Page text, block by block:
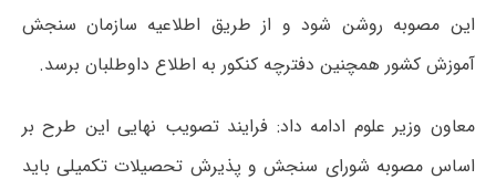
این مصوبه روشن شود و از طریق اطلاعیه سازمان سنجش
آموزش کشور همچنین دفترچه کنکور به اطلاع داوطلبان برسد.
معاون وزیر علوم ادامه داد: فرایند تصویب نهایی این طرح بر
اساس مصوبه شورای سنجش و پذیرش تحصیلات تکمیلی باید